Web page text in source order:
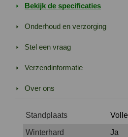
Bekijk de specificaties
Onderhoud en verzorging
Stel een vraag
Verzendinformatie
Over ons
Standplaats
Winterhard Ja